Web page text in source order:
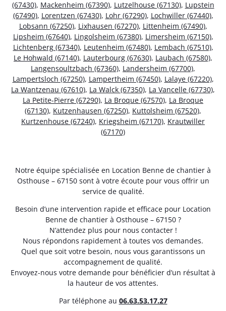
(67430), Mackenheim (67390), Lutzelhouse (67130), Lupstein
(67490), Lorentzen (67430), Lohr (67290), Lochwiller (67440),
Lobsann (67250), Lixhausen (67270), Littenheim (67490),
Lipsheim (67640), Lingolsheim (67380), Limersheim (67150),
Lichtenberg (67340), Leutenheim (67480), Lembach (67510),
Le Hohwald (67140), Lauterbourg (67630), Laubach (67580),
Langensoultzbach (67360), Landersheim (67700),
Lampertsloch (67250), Lampertheim (67450), Lalaye (67220),
La Wantzenau (67610), La Walck (67350), La Vancelle (67730),
La Petite-Pierre (67290), La Broque (67570), La Broque
(67130), Kutzenhausen (67250), Kuttolsheim (67520),
Kurtzenhouse (67240), Kriegsheim (67170), Krautwiller
(67170)
Notre équipe spécialisée en Location Benne de chantier à
Osthouse – 67150 sont à votre écoute pour vous offrir un
service de qualité.
Besoin d’une intervention rapide et efficace pour Location
Benne de chantier à Osthouse – 67150 ?
N’attendez plus pour nous contacter !
Nous répondons rapidement à toutes vos demandes.
Quel que soit votre besoin, nous vous garantissons un
accompagnement de qualité.
Envoyez-nous votre demande pour bénéficier d’un résultat à
la hauteur de vos attentes.
Par téléphone au 06.63.53.17.27